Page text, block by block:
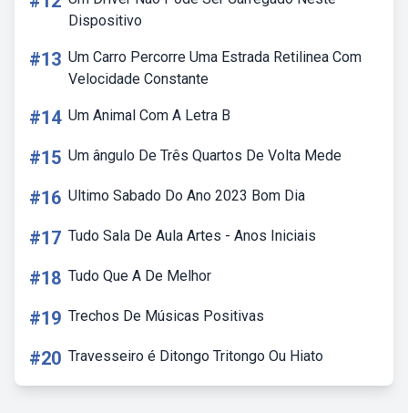
Dispositivo
#13 Um Carro Percorre Uma Estrada Retilinea Com
Velocidade Constante
#14 Um Animal Com A Letra B
#15 Um ângulo De Três Quartos De Volta Mede
#16 Ultimo Sabado Do Ano 2023 Bom Dia
#17 Tudo Sala De Aula Artes - Anos Iniciais
#18 Tudo Que A De Melhor
#19 Trechos De Músicas Positivas
#20 Travesseiro é Ditongo Tritongo Ou Hiato